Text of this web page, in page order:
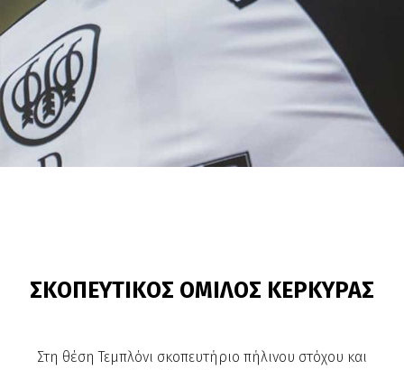
ΣΚΟΠΕΥΤΙΚΟΣ ΟΜΙΛΟΣ ΚΕΡΚΥΡΑΣ
Στη θέση Τεμπλόνι σκοπευτήριο πήλινου στόχου και